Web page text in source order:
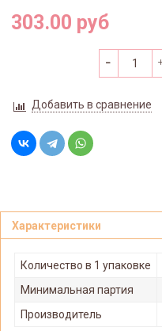
303.00 руб
Добавить в сравнение
Характеристики
Количество в 1 упаковке
Минимальная партия
Производитель